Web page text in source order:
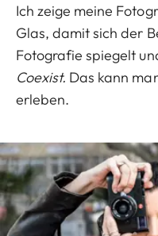
Ich zeige meine
Glas, damit sich der
Fotografie spiegelt
Coexist. Das kann
erleben.